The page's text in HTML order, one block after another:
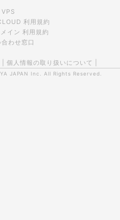
VPS
利用規約
イン 利用規約
わせ窓口
個人情報の取り扱いについて
JAPAN Inc. All Rights Reserved.